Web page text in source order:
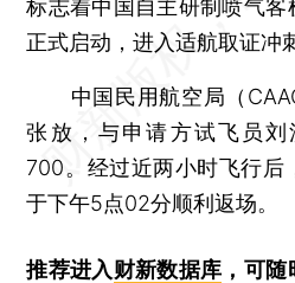
标志着中国自主研制喷气
正式启动，进入适航取证冲
中国民用航空局（
张放，与申请方试飞员刘
700。经过近两小时飞行后
于下午5点02分顺利返场。
推荐进入财新数据库 ，可